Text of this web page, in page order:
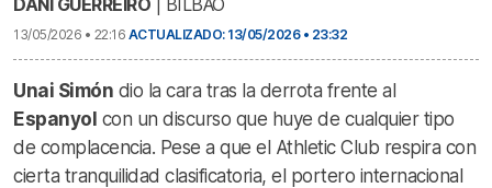
DANI GUERREIRO | BILBAO
13/05/2026 • 22:16 ACTUALIZADO: 13/05/2026 • 23:32
Unai Simón dio la cara tras la derrota frente al
Espanyol con un discurso que huye de cualquier tipo
de complacencia. Pese a que el Athletic Club respira con
cierta tranquilidad clasificatoria, el portero internacional